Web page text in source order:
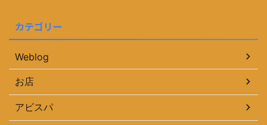
カテゴリー
Weblog
お店
アビスパ